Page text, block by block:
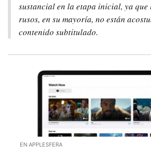
sustancial en la etapa inicial, ya que
rusos, en su mayoría, no están
contenido subtitulado.
EN APPLESFERA